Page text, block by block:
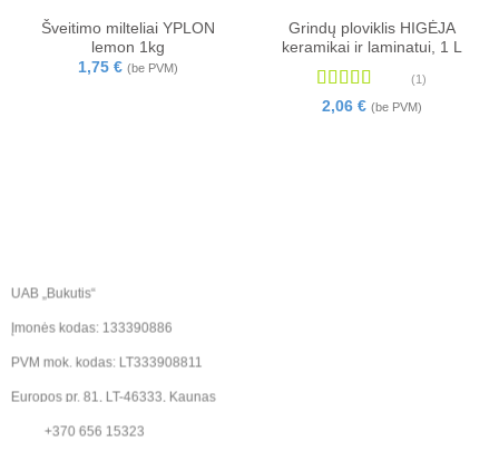
Šveitimo milteliai YPLON
lemon 1kg
1,75 € (be PVM)
Grindų ploviklis HIGĖJA
keramikai ir laminatui, 1 L
Įvertinimas:
(1)
2,06 € (be PVM)
UAB „Bukutis“
Įmonės kodas: 133390886
PVM mok. kodas: LT333908811
Europos pr. 81, LT-46333, Kaunas
+370 656 15323